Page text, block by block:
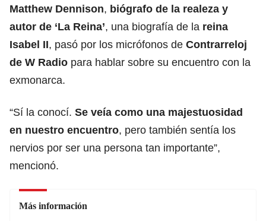
Matthew Dennison, biógrafo de la realeza y
autor de ‘La Reina’, una biografía de la reina
Isabel II, pasó por los micrófonos de Contrarreloj
de W Radio para hablar sobre su encuentro con la
exmonarca.
“Sí la conocí. Se veía como una majestuosidad
en nuestro encuentro, pero también sentía los
nervios por ser una persona tan importante”,
mencionó.
Más información